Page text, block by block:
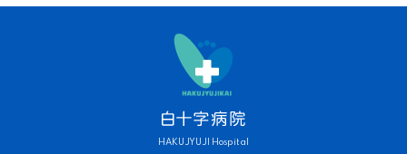
HAKUJYUJI Hospital